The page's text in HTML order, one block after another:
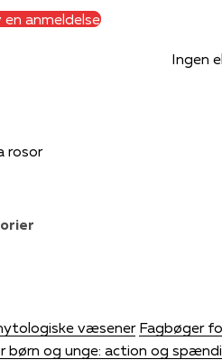
en anmeldelse
Ingen
rosor
væsener Fagbøger
børn og unge: action og